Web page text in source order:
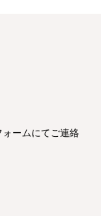
ームにてご連絡